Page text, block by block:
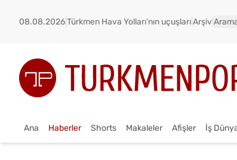
08.08.2026Türkmen Hava Yolları'nın uçuşlarıArşiv
Ana Haberler Shorts Makaleler Afişler İş